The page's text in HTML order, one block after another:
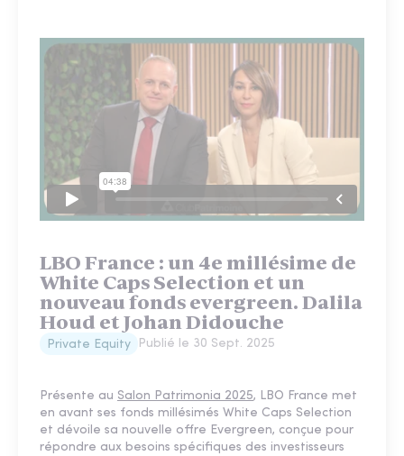
LBO France : un 4e millésime de
White Caps Selection et un
nouveau fonds evergreen. Dalila
Houd et Johan Didouche
Private Equity Publié le 30 Sept. 2025
Présente au Salon Patrimonia 2025, LBO France met
en avant ses fonds millésimés White Caps Selection
et dévoile sa nouvelle offre Evergreen, conçue pour
répondre aux besoins spécifiques des investisseurs